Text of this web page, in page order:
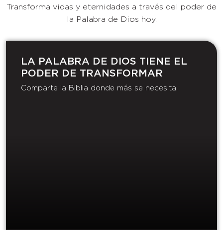
Transforma vidas y eternidades a través del poder de
la Palabra de Dios hoy.
LA PALABRA DE DIOS TIENE EL
PODER DE TRANSFORMAR​
Comparte la Biblia donde más se necesita.